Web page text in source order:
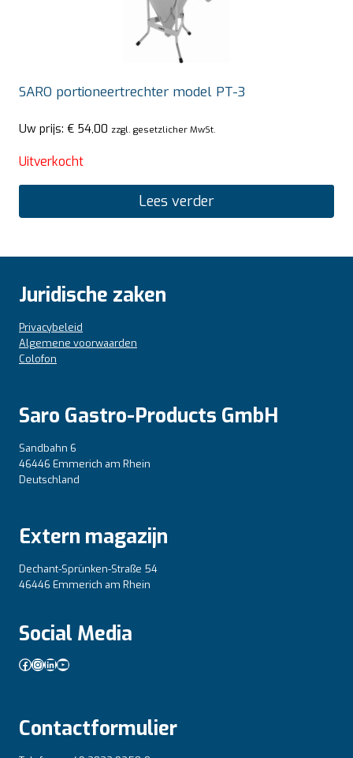
SARO portioneertrechter model PT-3
Uw prijs: € 54,00 zzgl. gesetzlicher MwSt.
Uitverkocht
Lees verder
Juridische zaken
Privacybeleid
Algemene voorwaarden
Colofon
Saro Gastro-Products GmbH
Sandbahn 6
46446 Emmerich am Rhein
Deutschland
Extern magazijn
Dechant-Sprünken-Straße 54
46446 Emmerich am Rhein
Social Media
Facebook
Instagram
LinkedIn
YouTube
Contactformulier